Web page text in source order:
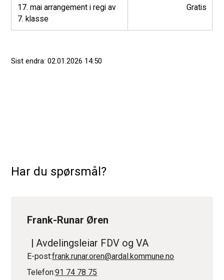
17. mai arrangement i regi av
7. klasse
Gratis
Sist endra 02.01.2026 14:50
Har du spørsmål?
Frank-Runar Øren
Avdelingsleiar FDV og VA
E-postfrank.runar.oren@ardal.kommune.no
Telefon91 74 78 75